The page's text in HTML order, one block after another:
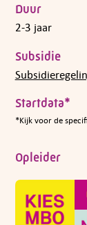
Duur
2-3 jaar
Subsidie
Startdata*
*Kijk voor de
Opleider